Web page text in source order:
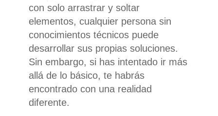
con solo arrastrar y soltar
elementos, cualquier persona sin
conocimientos técnicos puede
desarrollar sus propias soluciones.
Sin embargo, si has intentado ir más
allá de lo básico, te habrás
encontrado con una realidad
diferente.